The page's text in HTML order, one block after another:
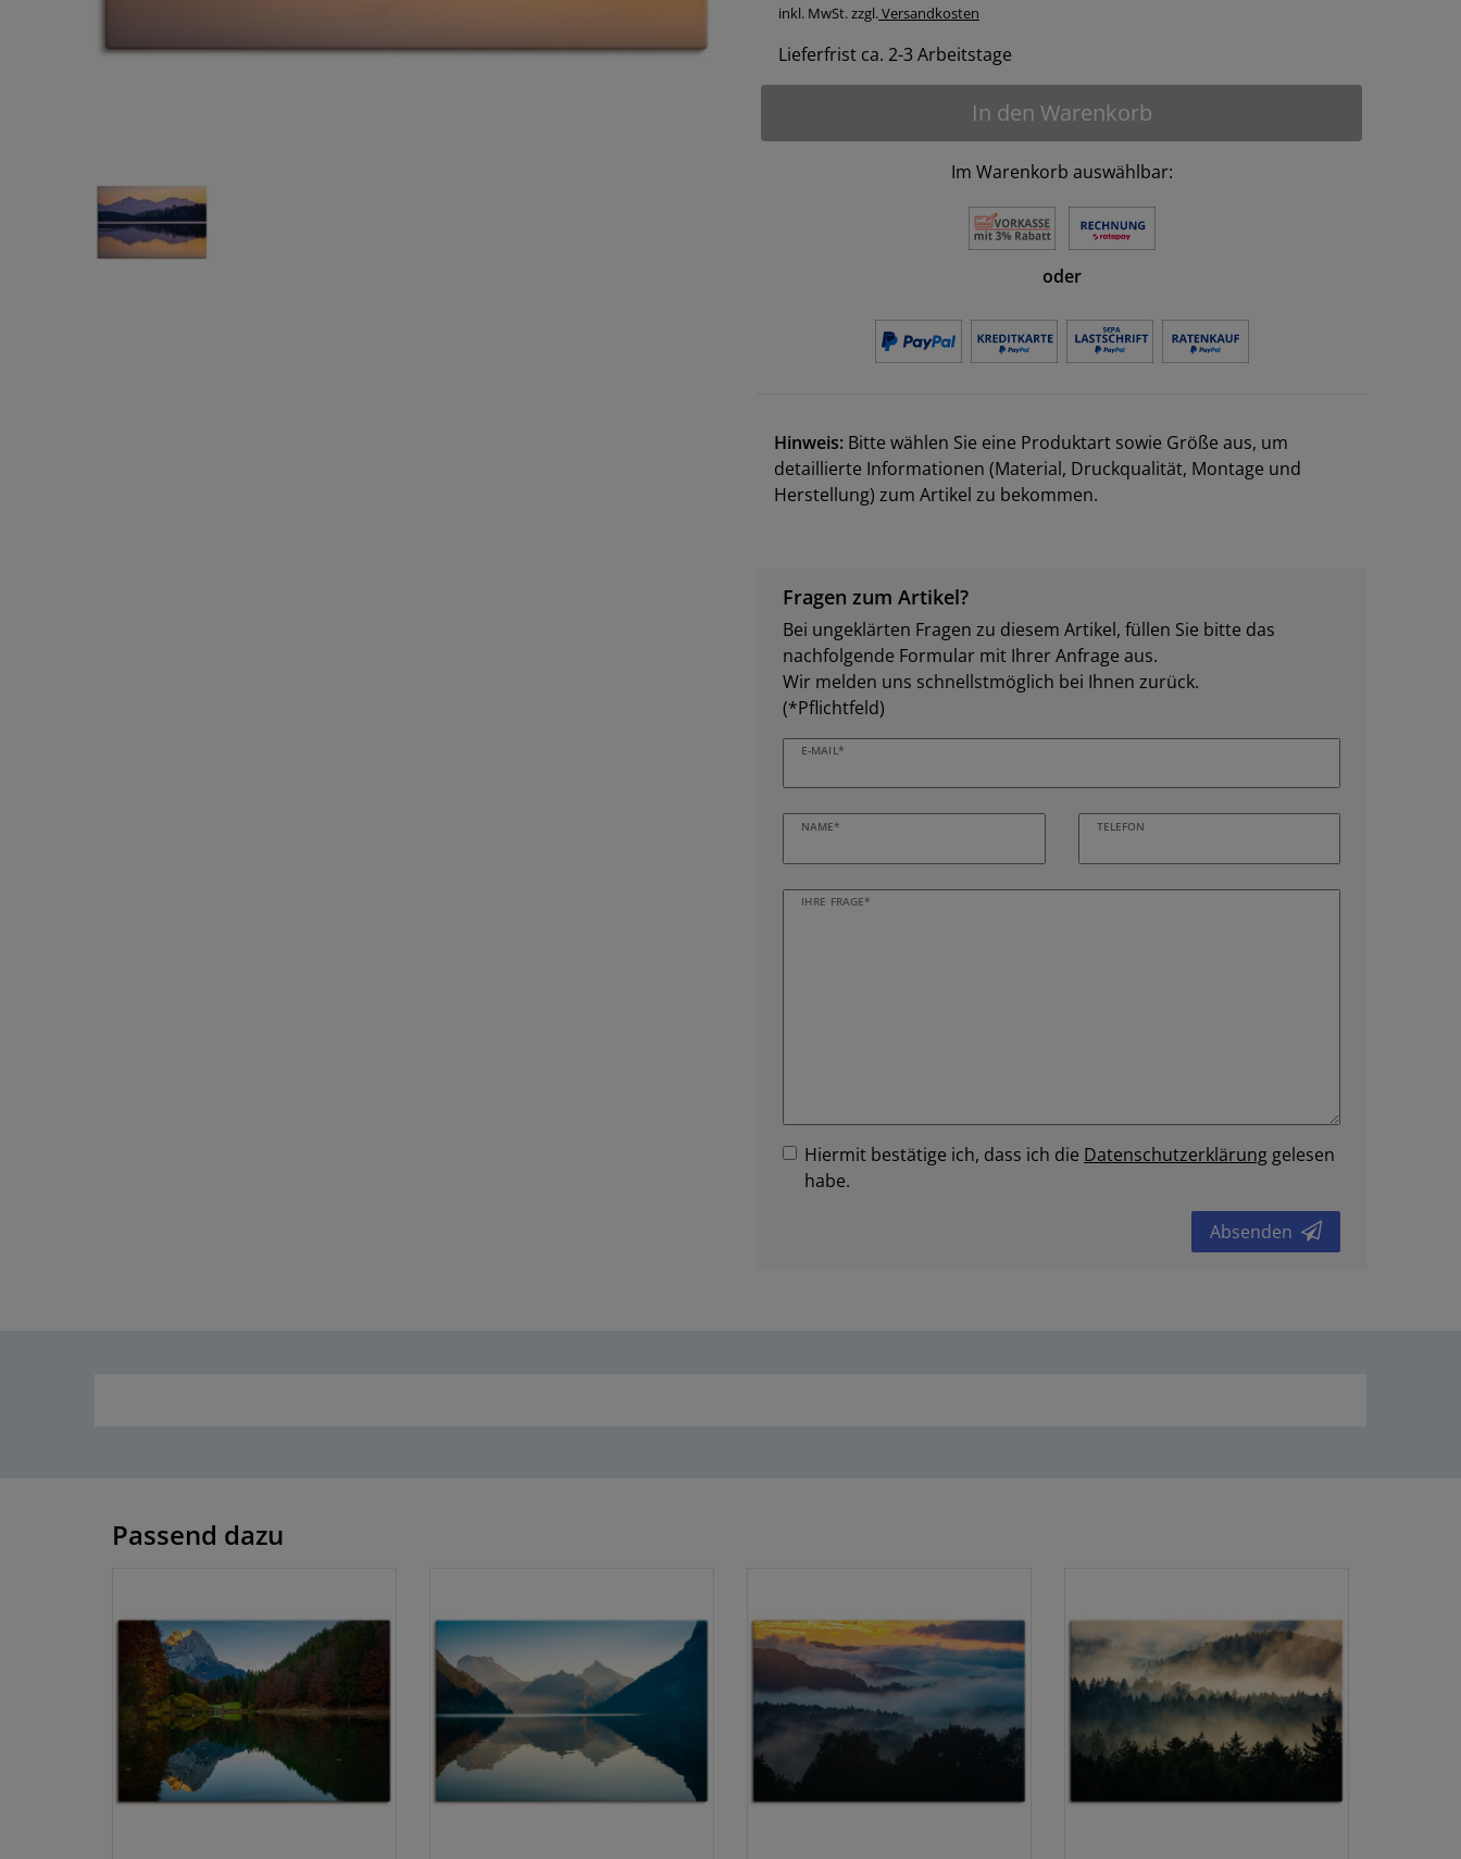
inkl. MwSt. zzgl. Versandkosten
Lieferfrist ca. 2-3 Arbeitstage
In den Warenkorb
Im Warenkorb auswählbar:
oder
Hinweis: Bitte wählen Sie eine Produktart sowie Größe aus, um
detaillierte Informationen (Material, Druckqualität, Montage und
Herstellung) zum Artikel zu bekommen.
Fragen zum Artikel?
Bei ungeklärten Fragen zu diesem Artikel, füllen Sie bitte das
nachfolgende Formular mit Ihrer Anfrage aus.
Wir melden uns schnellstmöglich bei Ihnen zurück.
(*Pflichtfeld)
E-MAIL*
NAME* TELEFON
IHRE FRAGE*
Hiermit bestätige ich, dass ich die Daten­schutz­erklärung gelesen
habe.
Absenden
Passend dazu